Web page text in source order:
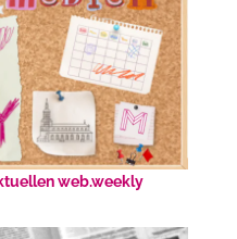
web.weekly